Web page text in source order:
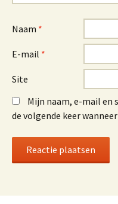
Naam *
E-mail *
Site
Mijn naam, e-mail en
de volgende keer